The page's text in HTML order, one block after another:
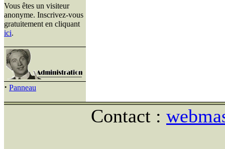
Vous êtes un visiteur
anonyme. Inscrivez-vous
gratuitement en cliquant
ici.
· Panneau
Contact :